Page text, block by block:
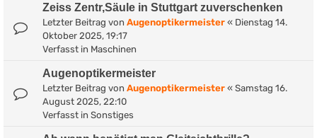
Zeiss Zentr,Säule in Stuttgart zuverschenken
Letzter Beitrag von Augenoptikermeister « Dienstag 14.
Oktober 2025, 19:17
Verfasst in Maschinen
Augenoptikermeister
Letzter Beitrag von Augenoptikermeister « Samstag 16.
August 2025, 22:10
Verfasst in Sonstiges